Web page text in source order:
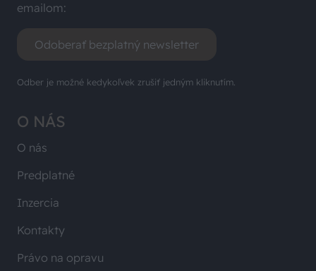
O NÁS
O nás
Predplatné
Inzercia
Kontakty
Právo na opravu
emailom:
Odoberať bezplatný newsletter
Odber je možné kedykoľvek zrušiť jedným kliknutím.